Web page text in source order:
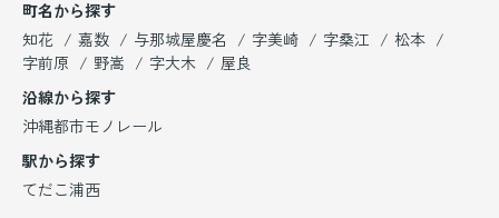
町名から探す
知花
嘉数 与那城屋慶名 字美崎 字桑江
松本
字前原
野嵩 字大木
屋良
沿線から探す
沖縄都市モノレール
駅から探す
てだこ浦西